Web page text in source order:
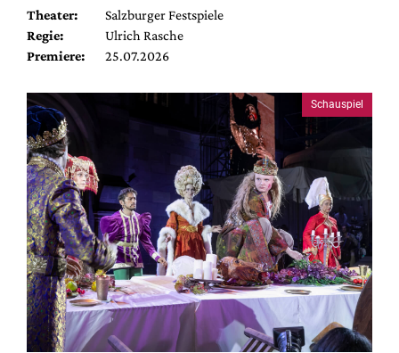
Theater:
Salzburger Festspiele
Regie:
Ulrich Rasche
Premiere:
25.07.2026
Schauspiel